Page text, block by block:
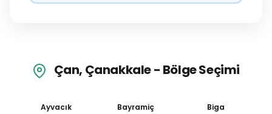
Çan, Çanakkale - Bölge Seçimi
Ayvacık Bayramiç Biga